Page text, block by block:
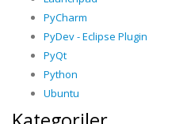
PyCharm
PyDev - Eclipse Plugin
PyQt
Python
Ubuntu